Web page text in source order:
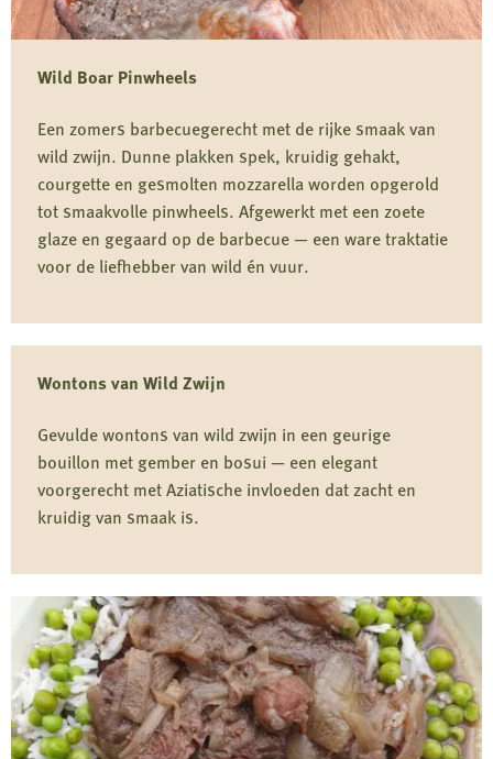
Wild
Zwijn
Wild Boar Pinwheels
Een zomers barbecuegerecht met de rijke smaak van
wild zwijn. Dunne plakken spek, kruidig gehakt,
courgette en gesmolten mozzarella worden opgerold
tot smaakvolle pinwheels. Afgewerkt met een zoete
glaze en gegaard op de barbecue — een ware traktatie
voor de liefhebber van wild én vuur.
Wild
Boar
Pinwheels
Wontons van Wild Zwijn
Gevulde wontons van wild zwijn in een geurige
bouillon met gember en bosui — een elegant
voorgerecht met Aziatische invloeden dat zacht en
kruidig van smaak is.
meer
over
Wontons
van
Wild